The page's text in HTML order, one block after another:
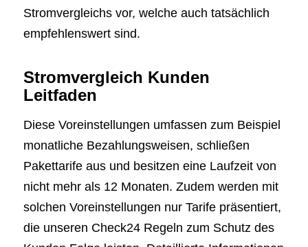
Stromvergleichs vor, welche auch tatsächlich
empfehlenswert sind.
Stromvergleich Kunden
Leitfaden
Diese Voreinstellungen umfassen zum Beispiel
monatliche Bezahlungsweisen, schließen
Pakettarife aus und besitzen eine Laufzeit von
nicht mehr als 12 Monaten. Zudem werden mit
solchen Voreinstellungen nur Tarife präsentiert,
die unseren Check24 Regeln zum Schutz des